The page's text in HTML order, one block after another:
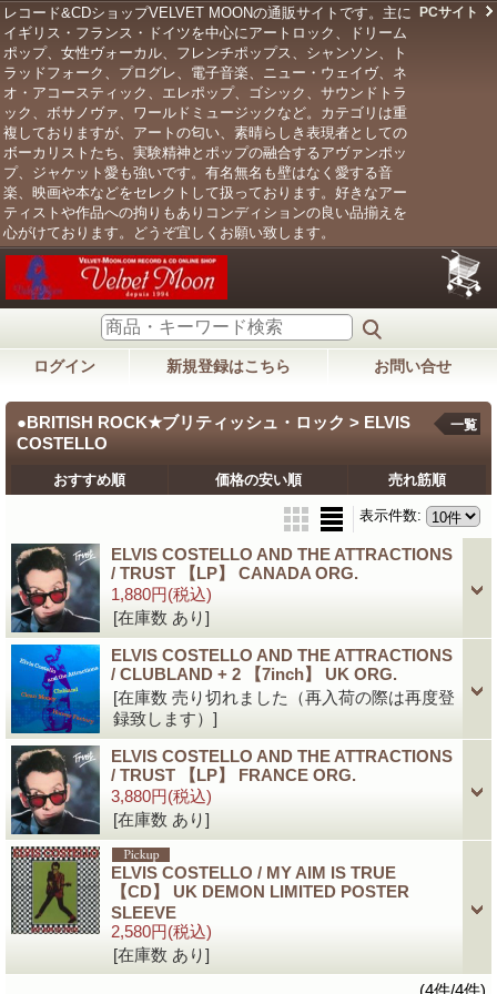
レコード&CDショップVELVET MOONの通販サイトです。主に
イギリス・フランス・ドイツを中心にアートロック、ドリーム
ポップ、女性ヴォーカル、フレンチポップス、シャンソン、ト
ラッドフォーク、プログレ、電子音楽、ニュー・ウェイヴ、ネ
オ・アコースティック、エレポップ、ゴシック、サウンドトラ
ック、ボサノヴァ、ワールドミュージックなど。カテゴリは重
複しておりますが、アートの匂い、素晴らしき表現者としての
ボーカリストたち、実験精神とポップの融合するアヴァンポッ
プ、ジャケット愛も強いです。有名無名も壁はなく愛する音
楽、映画や本などをセレクトして扱っております。好きなアー
ティストや作品への拘りもありコンディションの良い品揃えを
心がけております。どうぞ宜しくお願い致します。
PCサイト
ログイン 新規登録はこちら お問い合せ
●BRITISH ROCK★ブリティッシュ・ロック > ELVIS
COSTELLO
一覧
おすすめ順 価格の安い順 売れ筋順
表示件数:
ELVIS COSTELLO AND THE ATTRACTIONS
/ TRUST 【LP】 CANADA ORG.
1,880円(税込)
[在庫数 あり]
ELVIS COSTELLO AND THE ATTRACTIONS
/ CLUBLAND + 2 【7inch】 UK ORG.
[在庫数 売り切れました（再入荷の際は再度登
録致します）]
ELVIS COSTELLO AND THE ATTRACTIONS
/ TRUST 【LP】 FRANCE ORG.
3,880円(税込)
[在庫数 あり]
ELVIS COSTELLO / MY AIM IS TRUE
【CD】 UK DEMON LIMITED POSTER
SLEEVE
2,580円(税込)
[在庫数 あり]
(4件/4件)